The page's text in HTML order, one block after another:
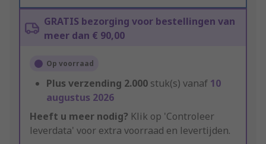
GRATIS bezorging voor bestellingen van
meer dan € 90,00
Op voorraad
Plus verzending 2.000 stuk(s) vanaf 10
augustus 2026
Heeft u meer nodig? Klik op 'Controleer
leverdata' voor extra voorraad en levertijden.